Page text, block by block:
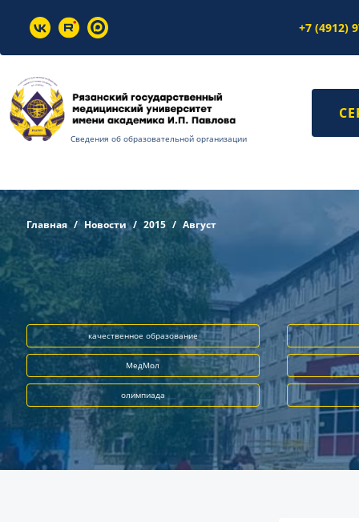
+7 (4912)
Сведения об образовательной организации
Главная Новости 2015 Август
качественное образование
МедМол
олимпиада